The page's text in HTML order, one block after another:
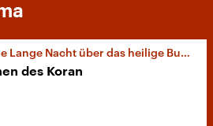
Lange Nacht über das heilige Buch der Muslime
des Koran